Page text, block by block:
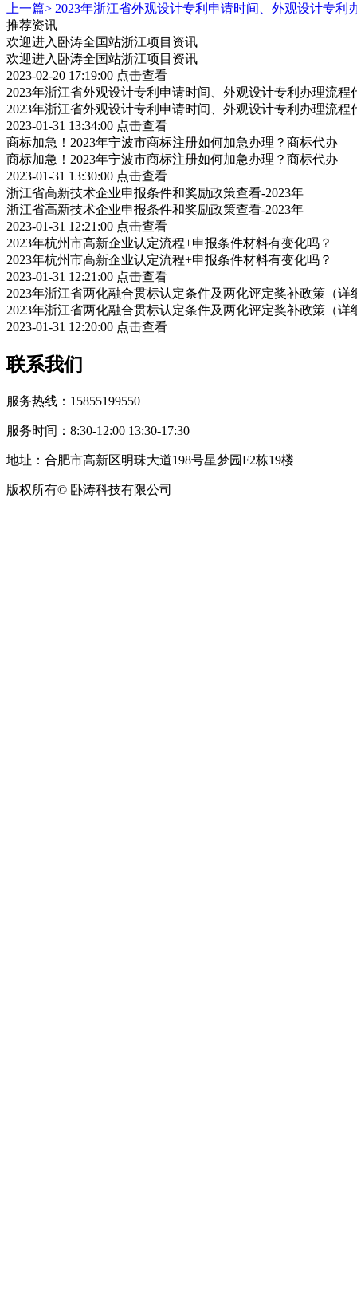
上一篇> 2023年浙江省外观设计专利申请时间、外观设计专利
推荐资讯
欢迎进入卧涛全国站浙江项目资讯
欢迎进入卧涛全国站浙江项目资讯
2023-02-20 17:19:00 点击查看
2023年浙江省外观设计专利申请时间、外观设计专利办理流程
2023年浙江省外观设计专利申请时间、外观设计专利办理流程
2023-01-31 13:34:00 点击查看
商标加急！2023年宁波市商标注册如何加急办理？商标代办
商标加急！2023年宁波市商标注册如何加急办理？商标代办
2023-01-31 13:30:00 点击查看
浙江省高新技术企业申报条件和奖励政策查看-2023年
浙江省高新技术企业申报条件和奖励政策查看-2023年
2023-01-31 12:21:00 点击查看
2023年杭州市高新企业认定流程+申报条件材料有变化吗？
2023年杭州市高新企业认定流程+申报条件材料有变化吗？
2023-01-31 12:21:00 点击查看
2023年浙江省两化融合贯标认定条件及两化评定奖补政策（详
2023年浙江省两化融合贯标认定条件及两化评定奖补政策（详
2023-01-31 12:20:00 点击查看
联系我们
服务热线：15855199550
服务时间：8:30-12:00 13:30-17:30
地址：合肥市高新区明珠大道198号星梦园F2栋19楼
版权所有© 卧涛科技有限公司